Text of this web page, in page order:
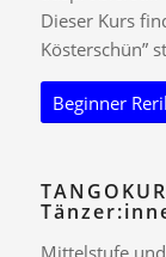
Dieser Kurs
Kösterschün”
Beginner